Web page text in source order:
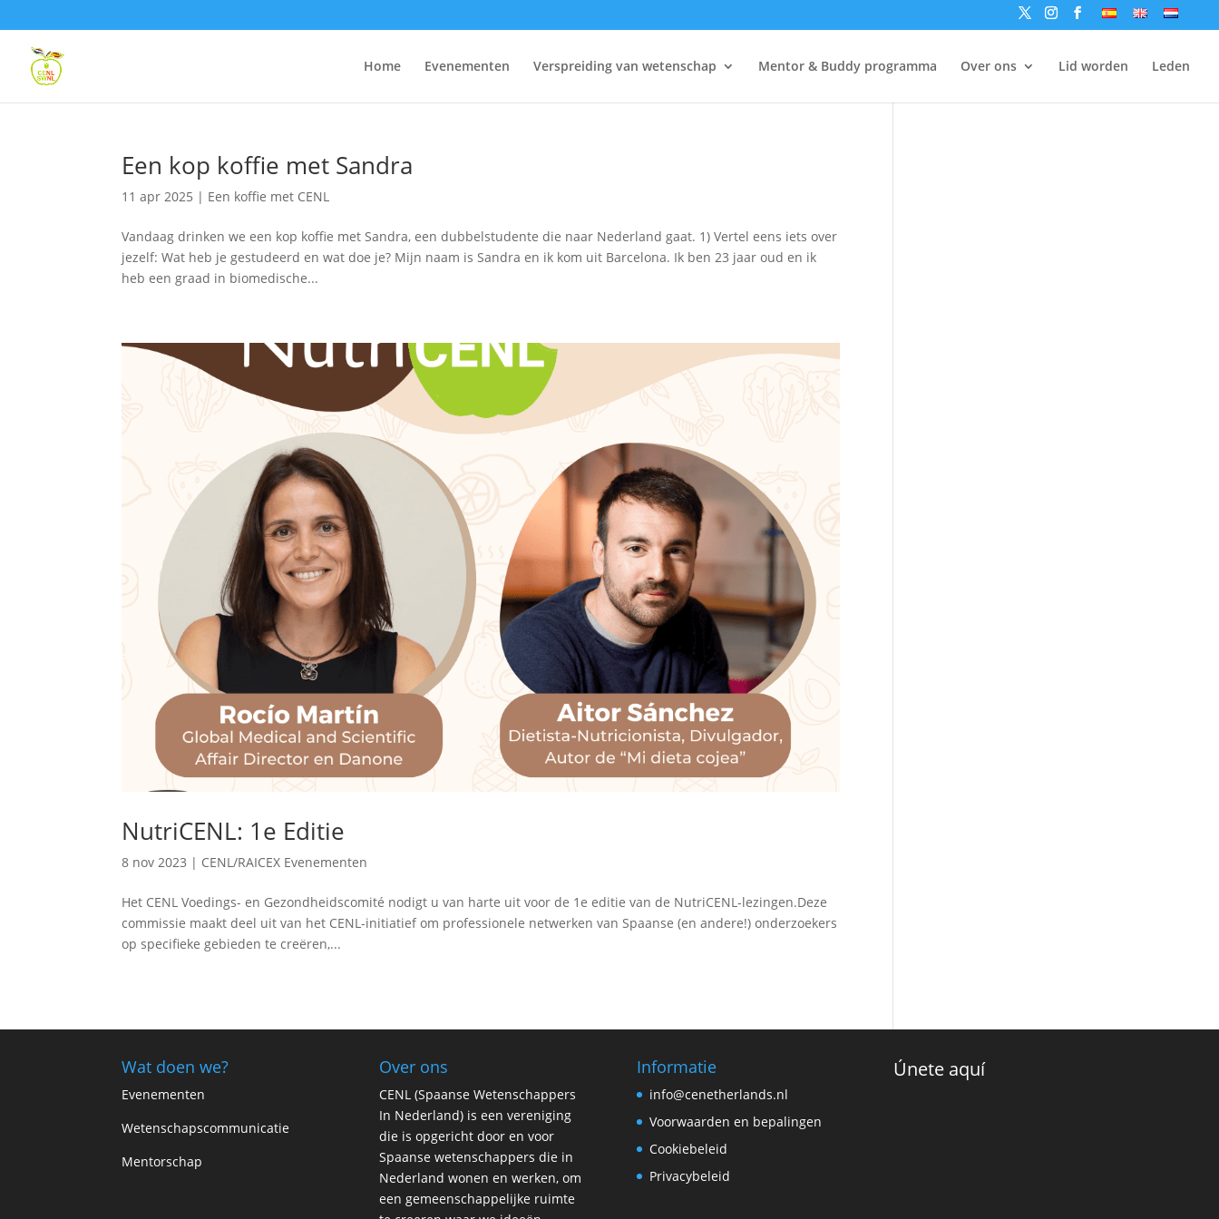
Home Evenementen Verspreiding van wetenschap Mentor & Buddy programma Over ons Lid worden Leden
Een kop koffie met Sandra
11 apr 2025 | Een koffie met CENL
Vandaag drinken we een kop koffie met Sandra, een dubbelstudente die naar Nederland gaat. 1) Vertel eens iets over
jezelf: Wat heb je gestudeerd en wat doe je? Mijn naam is Sandra en ik kom uit Barcelona. Ik ben 23 jaar oud en ik
heb een graad in biomedische...
NutriCENL: 1e Editie
8 nov 2023 | CENL/RAICEX Evenementen
Het CENL Voedings- en Gezondheidscomité nodigt u van harte uit voor de 1e editie van de NutriCENL-lezingen.Deze
commissie maakt deel uit van het CENL-initiatief om professionele netwerken van Spaanse (en andere!) onderzoekers
op specifieke gebieden te creëren,...
Wat doen we?
Evenementen
Wetenschapscommunicatie
Mentorschap
Over ons
CENL (Spaanse Wetenschappers
In Nederland) is een vereniging
die is opgericht door en voor
Spaanse wetenschappers die in
Nederland wonen en werken, om
een gemeenschappelijke ruimte
Informatie
info@cenetherlands.nl
Voorwaarden en bepalingen
Cookiebeleid
Privacybeleid
Únete aquí